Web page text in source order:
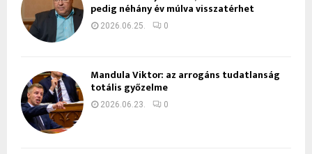
pedig néhány év múlva visszatérhet
2026.06.25. 0
Mandula Viktor: az arrogáns tudatlanság
totális győzelme
2026.06.23. 0